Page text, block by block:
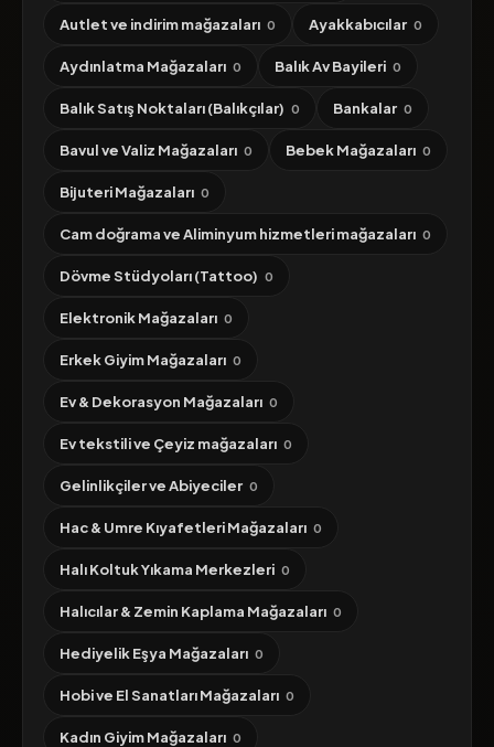
Autlet ve indirim mağazaları 0 Ayakkabıcılar 0
Aydınlatma Mağazaları 0 Balık Av Bayileri 0
Balık Satış Noktaları (Balıkçılar) 0 Bankalar 0
Bavul ve Valiz Mağazaları 0 Bebek Mağazaları 0
Bijuteri Mağazaları 0
Cam doğrama ve Aliminyum hizmetleri mağazaları 0
Dövme Stüdyoları (Tattoo) 0
Elektronik Mağazaları 0
Erkek Giyim Mağazaları 0
Ev & Dekorasyon Mağazaları 0
Ev tekstili ve Çeyiz mağazaları 0
Gelinlikçiler ve Abiyeciler 0
Hac & Umre Kıyafetleri Mağazaları 0
Halı Koltuk Yıkama Merkezleri 0
Halıcılar & Zemin Kaplama Mağazaları 0
Hediyelik Eşya Mağazaları 0
Hobi ve El Sanatları Mağazaları 0
Kadın Giyim Mağazaları 0